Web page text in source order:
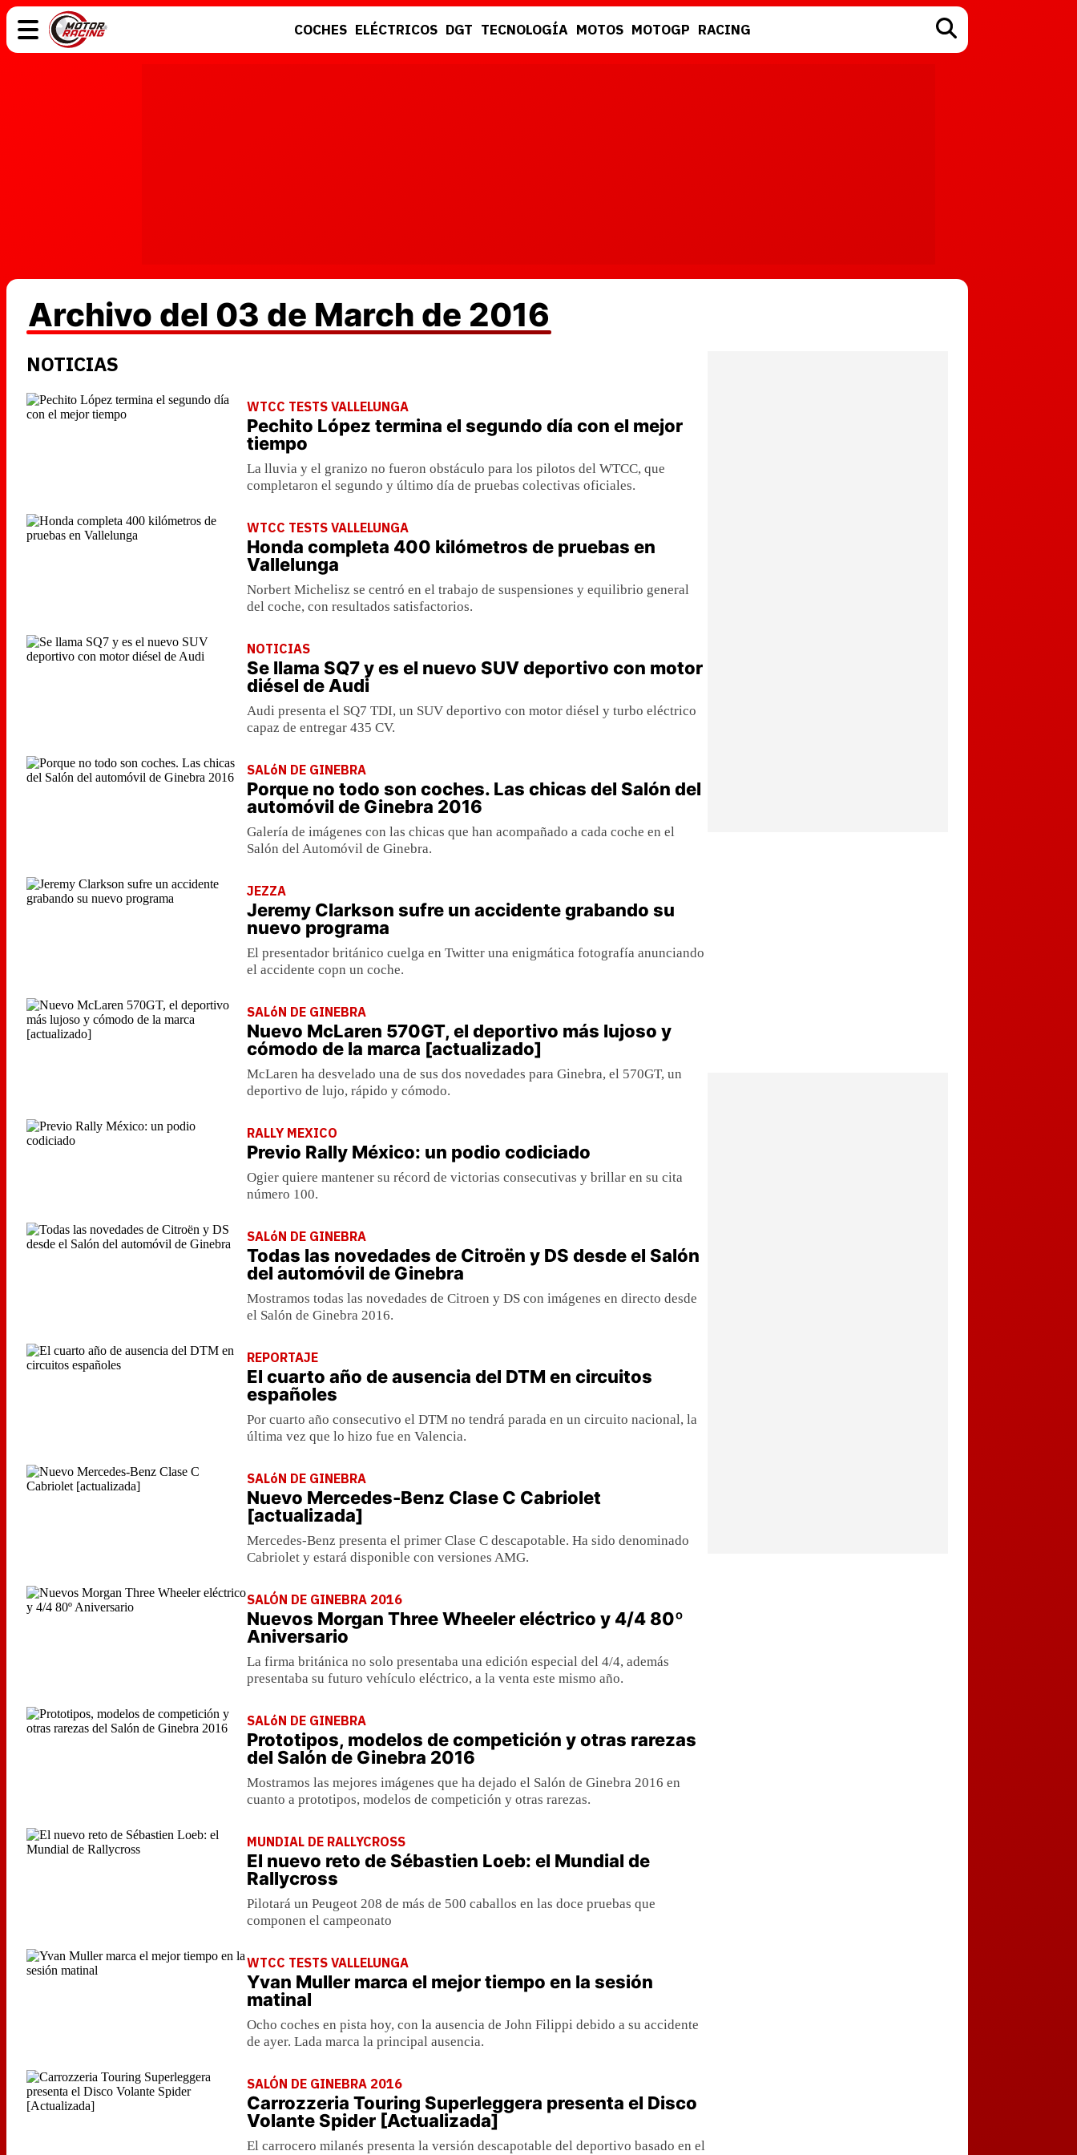
COCHES ELÉCTRICOS DGT TECNOLOGÍA MOTOS MOTOGP RACING
Archivo del 03 de March de 2016
NOTICIAS
WTCC TESTS VALLELUNGA
Pechito López termina el segundo día con el mejor
tiempo
La lluvia y el granizo no fueron obstáculo para los pilotos del WTCC, que
completaron el segundo y último día de pruebas colectivas oficiales.
WTCC TESTS VALLELUNGA
Honda completa 400 kilómetros de pruebas en
Vallelunga
Norbert Michelisz se centró en el trabajo de suspensiones y equilibrio general
del coche, con resultados satisfactorios.
NOTICIAS
Se llama SQ7 y es el nuevo SUV deportivo con motor
diésel de Audi
Audi presenta el SQ7 TDI, un SUV deportivo con motor diésel y turbo eléctrico
capaz de entregar 435 CV.
SALóN DE GINEBRA
Porque no todo son coches. Las chicas del Salón del
automóvil de Ginebra 2016
Galería de imágenes con las chicas que han acompañado a cada coche en el
Salón del Automóvil de Ginebra.
JEZZA
Jeremy Clarkson sufre un accidente grabando su
nuevo programa
El presentador británico cuelga en Twitter una enigmática fotografía anunciando
el accidente copn un coche.
SALóN DE GINEBRA
Nuevo McLaren 570GT, el deportivo más lujoso y
cómodo de la marca [actualizado]
McLaren ha desvelado una de sus dos novedades para Ginebra, el 570GT, un
deportivo de lujo, rápido y cómodo.
RALLY MEXICO
Previo Rally México: un podio codiciado
Ogier quiere mantener su récord de victorias consecutivas y brillar en su cita
número 100.
SALóN DE GINEBRA
Todas las novedades de Citroën y DS desde el Salón
del automóvil de Ginebra
Mostramos todas las novedades de Citroen y DS con imágenes en directo desde
el Salón de Ginebra 2016.
REPORTAJE
El cuarto año de ausencia del DTM en circuitos
españoles
Por cuarto año consecutivo el DTM no tendrá parada en un circuito nacional, la
última vez que lo hizo fue en Valencia.
SALóN DE GINEBRA
Nuevo Mercedes-Benz Clase C Cabriolet
[actualizada]
Mercedes-Benz presenta el primer Clase C descapotable. Ha sido denominado
Cabriolet y estará disponible con versiones AMG.
SALÓN DE GINEBRA 2016
Nuevos Morgan Three Wheeler eléctrico y 4/4 80º
Aniversario
La firma británica no solo presentaba una edición especial del 4/4, además
presentaba su futuro vehículo eléctrico, a la venta este mismo año.
SALóN DE GINEBRA
Prototipos, modelos de competición y otras rarezas
del Salón de Ginebra 2016
Mostramos las mejores imágenes que ha dejado el Salón de Ginebra 2016 en
cuanto a prototipos, modelos de competición y otras rarezas.
MUNDIAL DE RALLYCROSS
El nuevo reto de Sébastien Loeb: el Mundial de
Rallycross
Pilotará un Peugeot 208 de más de 500 caballos en las doce pruebas que
componen el campeonato
WTCC TESTS VALLELUNGA
Yvan Muller marca el mejor tiempo en la sesión
matinal
Ocho coches en pista hoy, con la ausencia de John Filippi debido a su accidente
de ayer. Lada marca la principal ausencia.
SALÓN DE GINEBRA 2016
Carrozzeria Touring Superleggera presenta el Disco
Volante Spider [Actualizada]
El carrocero milanés presenta la versión descapotable del deportivo basado en el